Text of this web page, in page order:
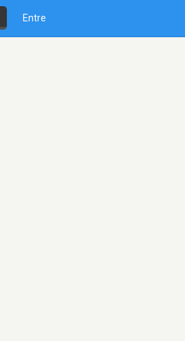
Entre